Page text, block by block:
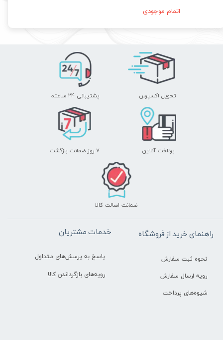
اتمام موجودی
تحویل اکسپرس پشتیبانی ۲۴ ساعته
پرداخت آنلاین ۷ روز ضمانت بازگشت
ضمانت اصالت کالا
راهنمای خرید از فروشگاه
نحوه ثبت سفارش
رویه ارسال سفارش
شیوه‌های پرداخت
خدمات مشتریان
پاسخ به پرسش‌های متداول
رویه‌های بازگرداندن کالا